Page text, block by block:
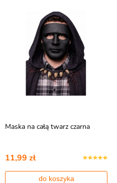
Maska na całą twarz czarna
11,99 zł
do koszyka